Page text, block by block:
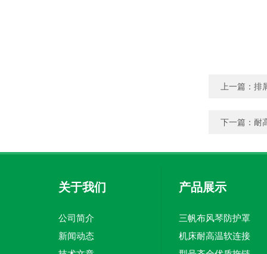
上一篇： 排
下一篇： 耐
关于我们
公司简介
新闻动态
产品展示
三帆布风琴防护罩
机床耐高温软连接